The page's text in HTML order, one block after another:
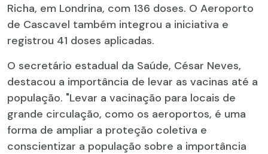
Richa, em Londrina, com 136 doses. O Aeroporto
de Cascavel também integrou a iniciativa e
registrou 41 doses aplicadas.
O secretário estadual da Saúde, César Neves,
destacou a importância de levar as vacinas até a
população. "Levar a vacinação para locais de
grande circulação, como os aeroportos, é uma
forma de ampliar a proteção coletiva e
conscientizar a população sobre a importância